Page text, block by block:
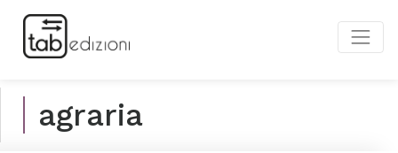
agraria